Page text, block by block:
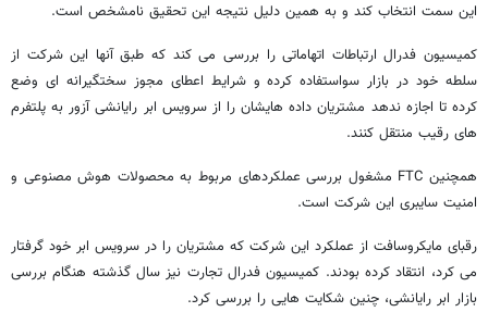
این سمت انتخاب کند و به همین دلیل نتیجه این تحقیق نامشخص است.
کمیسیون فدرال ارتباطات اتهاماتی را بررسی می کند که طبق آنها این شرکت از
سلطه خود در بازار سواستفاده کرده و شرایط اعطای مجوز سختگیرانه ای وضع
کرده تا اجازه ندهد مشتریان داده هایشان را از سرویس ابر رایانشی آزور به پلتفرم
های رقیب منتقل کنند.
همچنین FTC مشغول بررسی عملکردهای مربوط به محصولات هوش مصنوعی و
امنیت سایبری این شرکت است.
رقبای مایکروسافت از عملکرد این شرکت که مشتریان را در سرویس ابر خود گرفتار
می کرد، انتقاد کرده بودند. کمیسیون فدرال تجارت نیز سال گذشته هنگام بررسی
بازار ابر رایانشی، چنین شکایت هایی را بررسی کرد.